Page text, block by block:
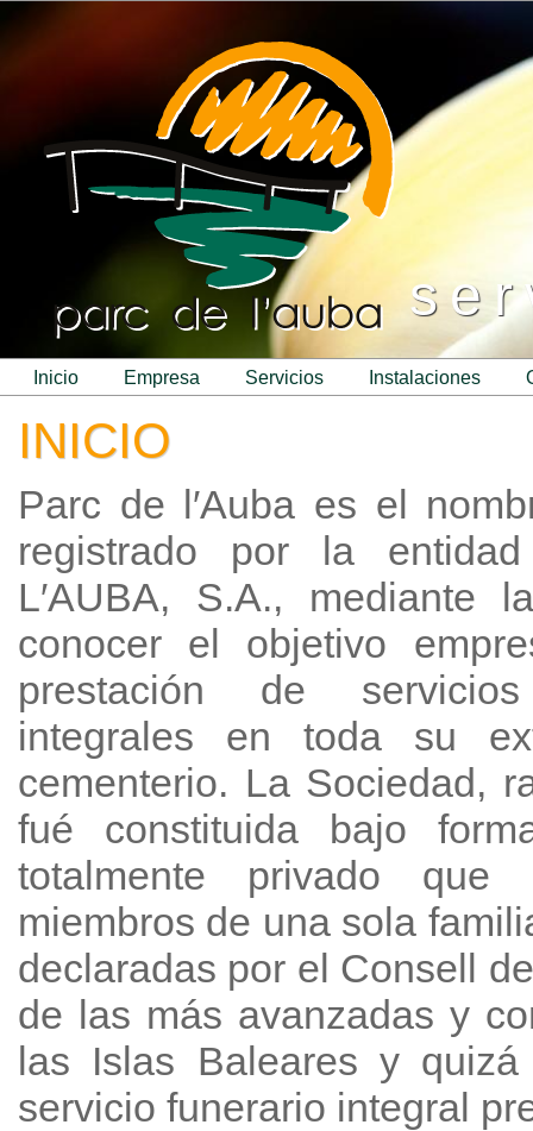
inicio empresa servicios instalaciones
INICIO
Parc de l′Auba es el
registrado por la
L′AUBA, S.A., mediante
conocer el objetivo
prestación de
integrales en toda su
cementerio. La Sociedad,
fué constituida bajo
totalmente privado que
miembros de una sola
declaradas por el Consell
de las más avanzadas y
las Islas Baleares y
servicio funerario integral